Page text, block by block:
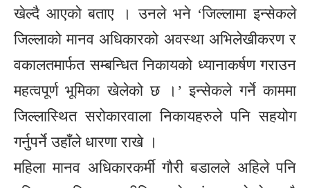
खेल्दै आएको बताए । उनले भने ‘जिल्लामा इन्सेकले
जिल्लाको मानव अधिकारको अवस्था अभिलेखीकरण र
वकालतमार्फत सम्बन्धित निकायको ध्यानाकर्षण गराउन
महत्वपूर्ण भूमिका खेलेको छ ।’ इन्सेकले गर्ने काममा
जिल्लास्थित सरोकारवाला निकायहरुले पनि सहयोग
गर्नुपर्ने उहाँले धारणा राखे ।
महिला मानव अधिकारकर्मी गौरी बडालले अहिले पनि